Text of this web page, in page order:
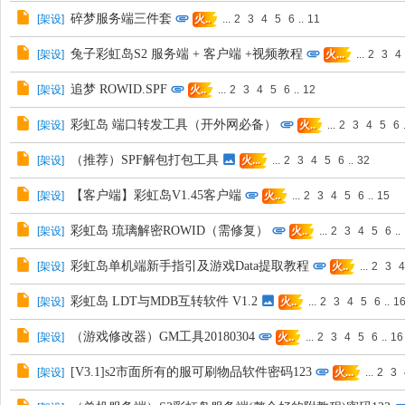
[架设] 碎梦服务端三件套 火.. ... 2 3 4 5 6 .. 11
[架设] 兔子彩虹岛S2 服务端 + 客户端 +视频教程 火... ... 2 3 4
[架设] 追梦 ROWID.SPF 火.. ... 2 3 4 5 6 .. 12
[架设] 彩虹岛 端口转发工具（开外网必备） 火.. ... 2 3 4 5 6
[架设] （推荐）SPF解包打包工具 火... ... 2 3 4 5 6 .. 32
[架设] 【客户端】彩虹岛V1.45客户端 火.. ... 2 3 4 5 6 .. 15
[架设] 彩虹岛 琉璃解密ROWID（需修复） 火.. ... 2 3 4 5 6 ..
[架设] 彩虹岛单机端新手指引及游戏Data提取教程 火.. ... 2 3 4
[架设] 彩虹岛 LDT与MDB互转软件 V1.2 火.. ... 2 3 4 5 6 .. 16
[架设] （游戏修改器）GM工具20180304 火.. ... 2 3 4 5 6 .. 16
[架设] [V3.1]s2市面所有的服可刷物品软件密码123 火... ... 2 3